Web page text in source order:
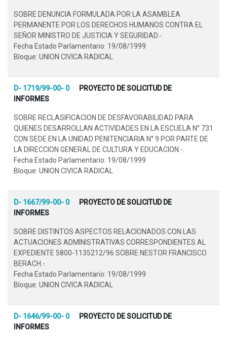
SOBRE DENUNCIA FORMULADA POR LA ASAMBLEA
PERMANENTE POR LOS DERECHOS HUMANOS CONTRA EL
SEÑOR MINISTRO DE JUSTICIA Y SEGURIDAD.-.
Fecha Estado Parlamentario: 19/08/1999
Bloque: UNION CIVICA RADICAL
D- 1719/99-00- 0
PROYECTO DE SOLICITUD DE
INFORMES
SOBRE RECLASIFICACION DE DESFAVORABILIDAD PARA
QUIENES DESARROLLAN ACTIVIDADES EN LA ESCUELA N° 731
CON SEDE EN LA UNIDAD PENITENCIARIA N° 9 POR PARTE DE
LA DIRECCION GENERAL DE CULTURA Y EDUCACION.-.
Fecha Estado Parlamentario: 19/08/1999
Bloque: UNION CIVICA RADICAL
D- 1667/99-00- 0
PROYECTO DE SOLICITUD DE
INFORMES
SOBRE DISTINTOS ASPECTOS RELACIONADOS CON LAS
ACTUACIONES ADMINISTRATIVAS CORRESPONDIENTES AL
EXPEDIENTE 5800-1135212/96 SOBRE NESTOR FRANCISCO
BERACH.-.
Fecha Estado Parlamentario: 19/08/1999
Bloque: UNION CIVICA RADICAL
D- 1646/99-00- 0
PROYECTO DE SOLICITUD DE
INFORMES